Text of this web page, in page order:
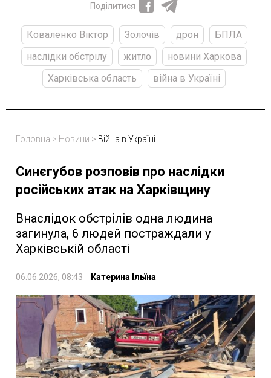
Поділитися
Коваленко Віктор Золочів дрон
БПЛА
наслідки обстрілу
житло
новини Харкова
Харківська область
війна в Україні
Головна > Новини > Війна в Україні
Синєгубов розповів про наслідки
російських атак на Харківщину
Внаслідок обстрілів одна людина
загинула, 6 людей постраждали у
Харківській області
06.06.2026, 08:43 Катерина Ільїна